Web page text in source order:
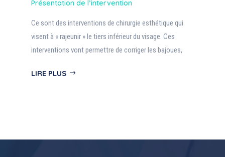
Présentation de l’intervention
Ce sont des interventions de chirurgie esthétique qui
visent à « rajeunir » le tiers inférieur du visage. Ces
interventions vont permettre de corriger les bajoues,
LIRE PLUS